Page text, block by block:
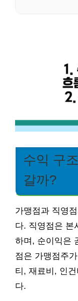
수익 구
갈까?
가맹점과 직영
다. 직영점은 본
하며, 순이익은
점은 가맹점주
티, 재료비, 인
다.